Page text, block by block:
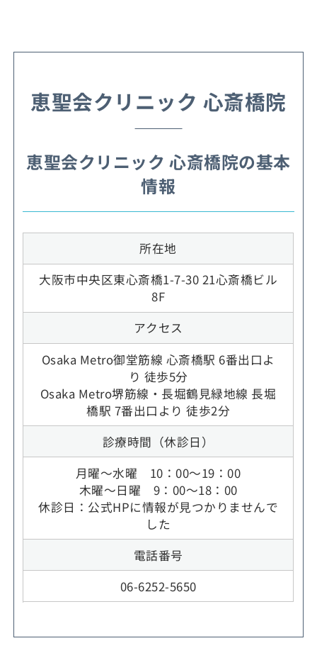
恵聖会クリニック 心斎橋院
恵聖会クリニック 心斎橋院の基本
情報
所在地
大阪市中央区東心斎橋1-7-30 21心斎橋ビル
8F
アクセス
Osaka Metro御堂筋線 心斎橋駅 6番出口よ
り 徒歩5分
Osaka Metro堺筋線・長堀鶴見緑地線 長堀
橋駅 7番出口より 徒歩2分
診療時間（休診日）
月曜～水曜 10：00～19：00
木曜～日曜 9：00～18：00
休診日：公式HPに情報が見つかりませんで
した
電話番号
06-6252-5650